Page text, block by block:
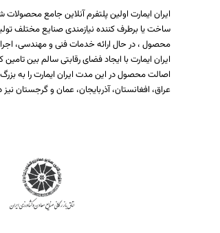
ایران ایمارت اولین پلتفرم آنلاین جامع
محصول ، در حال ارائه خدمات فنی و مهندسی،
ایران ایمارت با ایجاد فضای رقابتی سالم بین
اصالت محصول در این مدت ایران ایمارت را به
عراق، افغانستان، آذربایجان، عمان و گرجستان نیز